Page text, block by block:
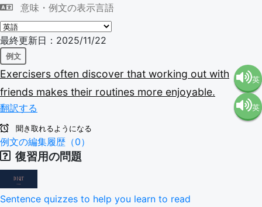
意味・例文の表示言語
最終更新日：2025/11/22
例文
Exercisers often discover that working out with
friends makes their routines more enjoyable.
翻訳する
英
語（米
英
聞き取れるようになる
例文の編集履歴（0）
復習用の問題
Sentence quizzes to help you learn to read